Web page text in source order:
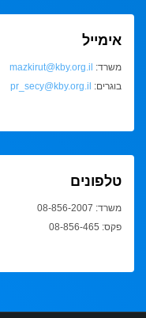
אימייל
משרד: mazkirut@kby.org.il
בוגרים: pr_secy@kby.org.il
טלפונים
משרד: 08-856-2007
פקס: 08-856-465